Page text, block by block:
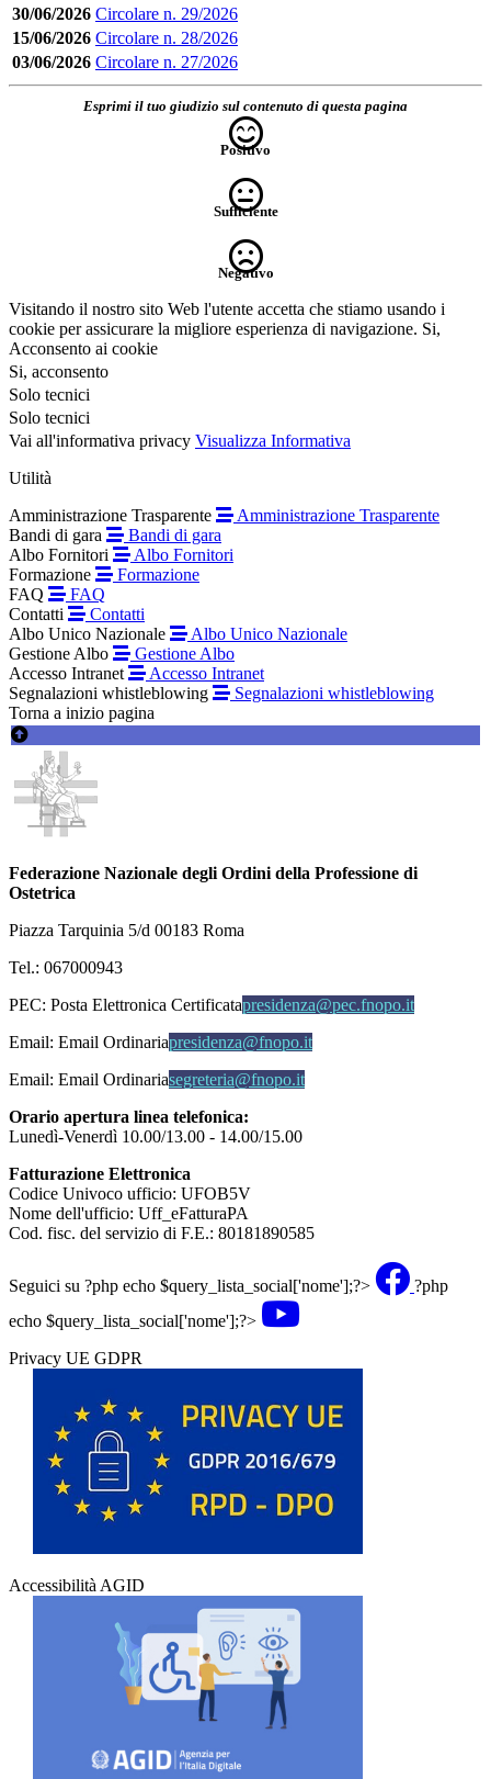
30/06/2026 Circolare n. 29/2026
15/06/2026 Circolare n. 28/2026
03/06/2026 Circolare n. 27/2026
Esprimi il tuo giudizio sul contenuto di questa pagina
Positivo
Sufficiente
Negativo
Visitando il nostro sito Web l'utente accetta che stiamo usando i
cookie per assicurare la migliore esperienza di navigazione. Si,
Acconsento ai cookie
Si, acconsento
Solo tecnici
Solo tecnici
Vai all'informativa privacy Visualizza Informativa
Utilità
Amministrazione Trasparente
Amministrazione Trasparente
Bandi di gara
Bandi di gara
Albo Fornitori
Albo Fornitori
Formazione
Formazione
FAQ
FAQ
Contatti
Contatti
Albo Unico Nazionale
Albo Unico Nazionale
Gestione Albo
Gestione Albo
Accesso Intranet
Accesso Intranet
Segnalazioni whistleblowing
Segnalazioni whistleblowing
Torna a inizio pagina
Federazione Nazionale degli Ordini della Professione di
Ostetrica
Piazza Tarquinia 5/d 00183 Roma
Tel.: 067000943
PEC: Posta Elettronica Certificatapresidenza@pec.fnopo.it
Email: Email Ordinariapresidenza@fnopo.it
Email: Email Ordinariasegreteria@fnopo.it
Orario apertura linea telefonica:
Lunedì-Venerdì 10.00/13.00 - 14.00/15.00
Fatturazione Elettronica
Codice Univoco ufficio: UFOB5V
Nome dell'ufficio: Uff_eFatturaPA
Cod. fisc. del servizio di F.E.: 80181890585
Seguici su ?php echo $query_lista_social['nome'];?>
?php
echo $query_lista_social['nome'];?>
Privacy UE GDPR
Accessibilità AGID